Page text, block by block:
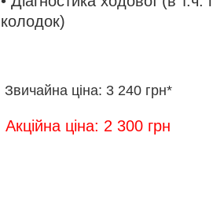
колодок)
Звичайна ціна: 3 240 грн*
Акційна ціна: 2 300 грн